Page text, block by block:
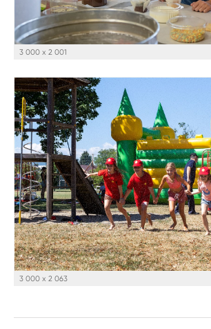
3 000 x 2 001
3 000 x 2 063